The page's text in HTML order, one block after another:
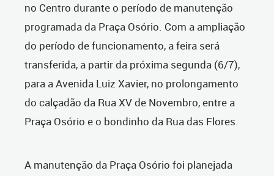
no Centro durante o período de manutenção
programada da Praça Osório. Com a ampliação
do período de funcionamento, a feira será
transferida, a partir da próxima segunda (6/7),
para a Avenida Luiz Xavier, no prolongamento
do calçadão da Rua XV de Novembro, entre a
Praça Osório e o bondinho da Rua das Flores.
A manutenção da Praça Osório foi planejada